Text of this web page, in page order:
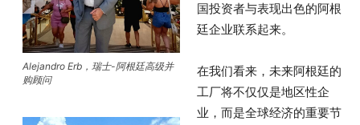
Alejandro Erb，瑞士-阿根廷高级并
购顾问
国投资者与表现出色的阿根
廷企业联系起来。
在我们看来，未来阿根廷的
工厂将不仅仅是地区性企
业，而是全球经济的重要节